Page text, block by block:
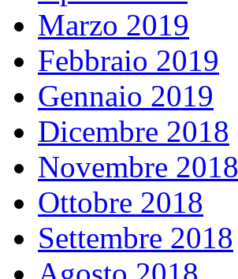
Marzo 2019
Febbraio 2019
Gennaio 2019
Dicembre 2018
Novembre 2018
Ottobre 2018
Settembre 2018